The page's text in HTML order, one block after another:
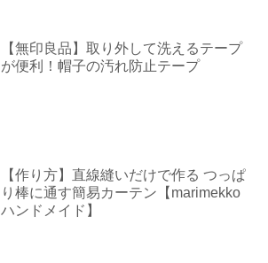
【無印良品】取り外して洗えるテープ
が便利！帽子の汚れ防止テープ
【作り方】直線縫いだけで作る つっぱ
り棒に通す簡易カーテン【marimekko
ハンドメイド】